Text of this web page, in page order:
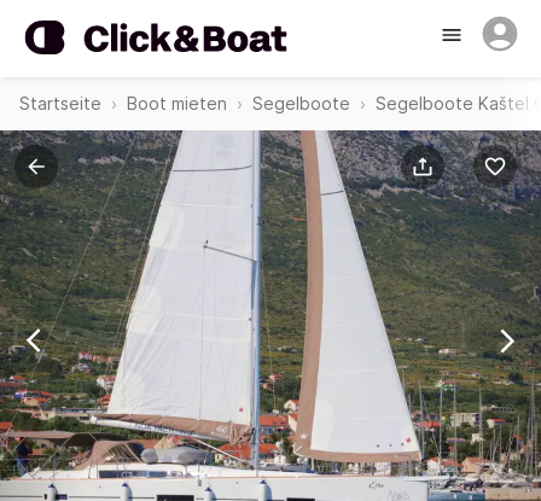
Startseite Boot mieten Segelboote Segelboote Kaštel